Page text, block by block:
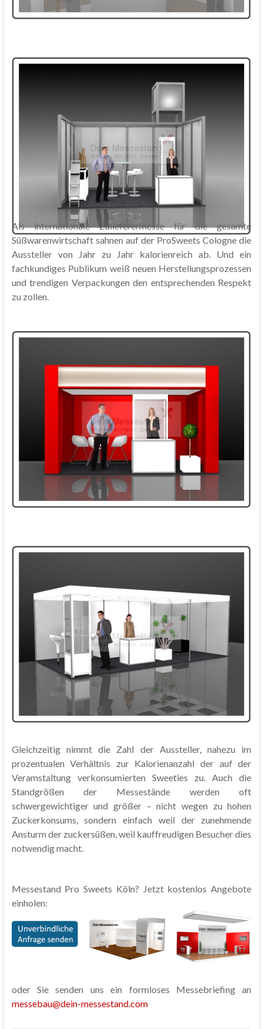
Als internationale Zulieferermesse für die gesamte
Süßwarenwirtschaft sahnen auf der ProSweets Cologne die
Aussteller von Jahr zu Jahr kalorienreich ab. Und ein
fachkundiges Publikum weiß neuen Herstellungsprozessen
und trendigen Verpackungen den entsprechenden Respekt
zu zollen.
Gleichzeitig nimmt die Zahl der Aussteller, nahezu im
prozentualen Verhältnis zur Kalorienanzahl der auf der
Veramstaltung verkonsumierten Sweeties zu. Auch die
Standgrößen der Messestände werden oft
schwergewichtiger und größer – nicht wegen zu hohen
Zuckerkonsums, sondern einfach weil der zunehmende
Ansturm der zuckersüßen, weil kauffreudigen Besucher dies
notwendig macht.
Messestand Pro Sweets Köln? Jetzt kostenlos Angebote
einholen:
oder Sie senden uns ein formloses Messebriefing an
messebau@dein-messestand.com